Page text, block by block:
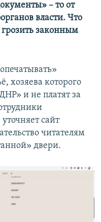
– то от
власти. Что
законным
хозяева которого
и не платят за
сайт
читателям
двери.